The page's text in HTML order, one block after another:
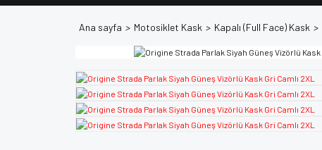
Ana sayfa Motosiklet Kask Kapalı (Full Face) Kask